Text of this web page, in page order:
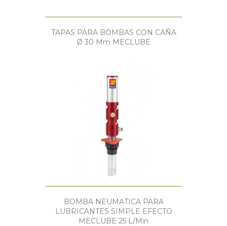
TAPAS PARA BOMBAS CON CAÑA
Ø 30 Mm MECLUBE
BOMBA NEUMATICA PARA
LUBRICANTES SIMPLE EFECTO
MECLUBE 25 L/min